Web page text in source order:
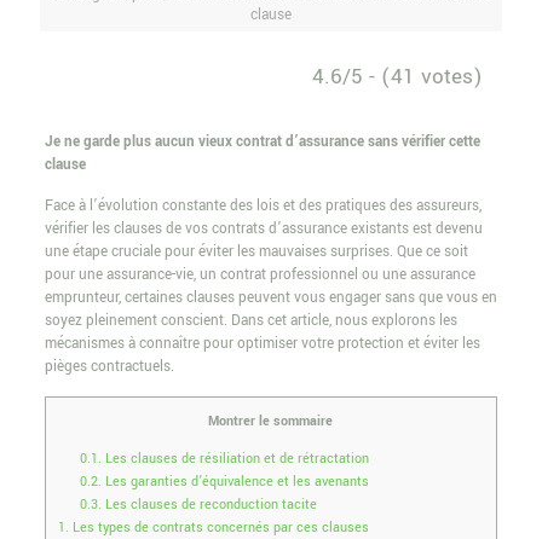
clause
4.6/5 - (41 votes)
Je ne garde plus aucun vieux contrat d’assurance sans vérifier cette
clause
Face à l’évolution constante des lois et des pratiques des assureurs,
vérifier les clauses de vos contrats d’assurance existants est devenu
une étape cruciale pour éviter les mauvaises surprises. Que ce soit
pour une assurance-vie, un contrat professionnel ou une assurance
emprunteur, certaines clauses peuvent vous engager sans que vous en
soyez pleinement conscient. Dans cet article, nous explorons les
mécanismes à connaître pour optimiser votre protection et éviter les
pièges contractuels.
Montrer le sommaire
0.1. Les clauses de résiliation et de rétractation
0.2. Les garanties d’équivalence et les avenants
0.3. Les clauses de reconduction tacite
1. Les types de contrats concernés par ces clauses